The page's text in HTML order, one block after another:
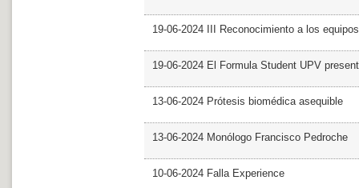
19-06-2024 III Reconocimiento a los
19-06-2024 El Formula Student UPV
13-06-2024 Prótesis biomédica asequible
13-06-2024 Monólogo Francisco Pedroche
10-06-2024 Falla Experience